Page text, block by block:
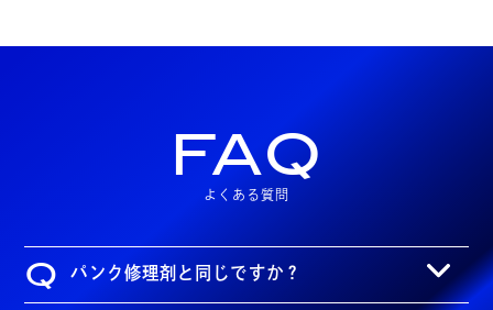
FAQ
よくある質問
Q パンク修理剤と同じですか？